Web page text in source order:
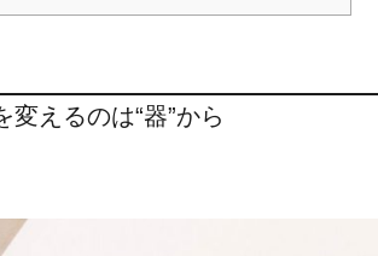
変えるのは“器”から